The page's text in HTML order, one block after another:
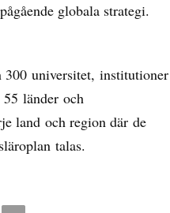
globala strategi.
300 universitet, institutioner
länder och
land och region där de
läroplan talas.